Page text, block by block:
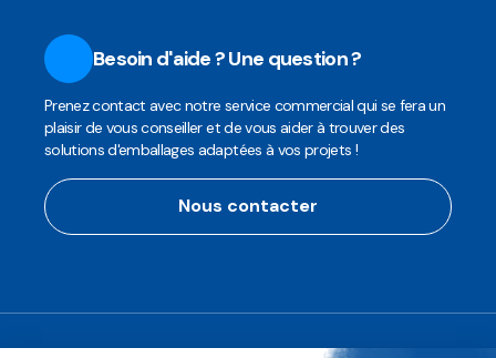
Besoin d'aide ? Une question ?
Prenez contact avec notre service commercial qui se fera un
plaisir de vous conseiller et de vous aider à trouver des
solutions d'emballages adaptées à vos projets !
Nous contacter